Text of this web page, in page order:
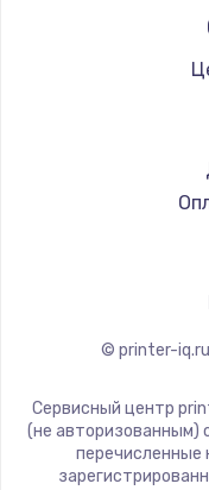
© printer-iq.ru
Сервисный центр
(не авторизованным)
перечисленные